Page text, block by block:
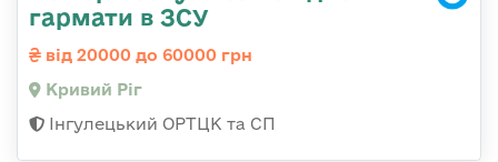
гармати в ЗСУ
від 20000 до 60000 грн
Кривий Ріг
Інгулецький ОРТЦК та СП